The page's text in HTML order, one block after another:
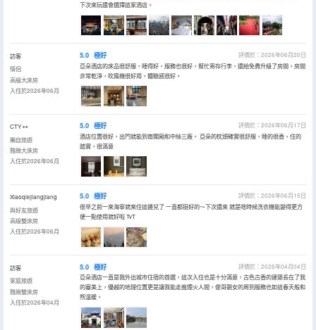
下次來玩還會選擇這家酒店。
訪客
情侶
高級大床房
入住於2026年06月
5.0 極好
評價於：2026年06月20日
亞朵酒店的床品很舒服，睡得好，服務也很好，幫忙寄存行李，還給免費升級了房間。房間
非常乾淨，吹風機很好用，體驗感很好。
CTY 👀
獨自旅遊
雅緻大床房
入住於2026年06月
5.0 極好
評價於：2026年06月17日
酒店位置很好，出門就能到南關廂和中絲三廠。 亞朵的枕頭確實很舒服，睡的很香，住的
踏實，很滿意
Xiaoqiejiangjiang
與好友旅遊
高級雙床房
入住於2026年06月
5.0 極好
評價於：2026年06月15日
很早之前一來海寧就來住這邊兒了 一直都挺好的～下次還來 就是啥時候洗衣機能變得更方
便一點使用就好啦 TvT
訪客
家庭旅遊
雅緻雙床房
入住於2026年04月
5.0 極好
評價於：2026年04月04日
亞朵酒店一直是我外出城市住宿的首選，這次入住也是十分滿意，古色古香的建築長在了我
的審美上，優越的地理位置更是讓我能走進煙火人間，俊哥靚女的周到服務也如這春天般和
煦温暖。